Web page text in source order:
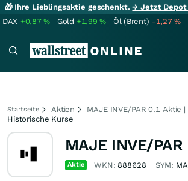
🎁 Ihre Lieblingsaktie geschenkt.→ Jetzt Depot
DAX +0,87% Gold +1,99% Öl (Brent) -1,27%
Startseite Aktien
MAJE INVE/PAR 0.1 Aktie
Historische Kurse
MAJE INVE/
Aktie WKN: 888628 SYM: